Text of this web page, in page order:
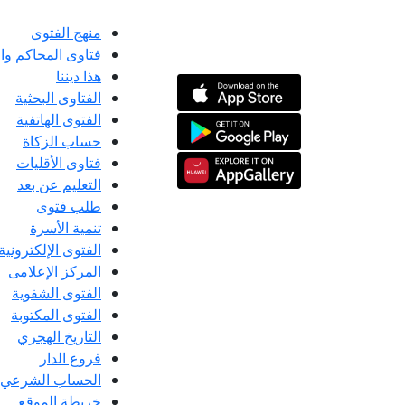
منهج الفتوى
فتاوى المحاكم
هذا ديننا
الفتاوى البحثية
الفتوى الهاتفية
حساب الزكاة
فتاوى الأقليات
التعليم عن بعد
طلب فتوى
تنمية الأسرة
الفتوى الإلكترونية
المركز الإعلامى
الفتوى الشفوية
الفتوى المكتوبة
التاريخ الهجري
فروع الدار
الحساب الشرعي